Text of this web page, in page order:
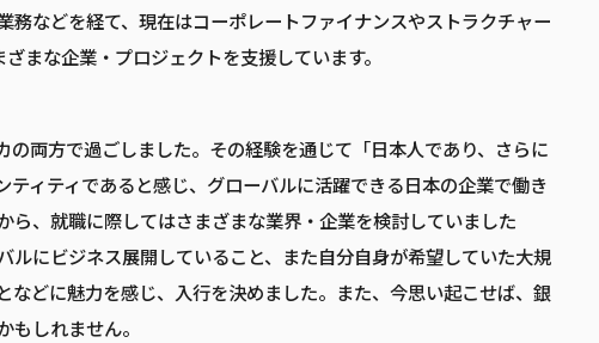
務などを経て、現在はコーポレートファイナンスやストラクチャー
まな企業・プロジェクトを支援しています。
両方で過ごしました。その経験を通じて「日本人であり、さらに
ィティであると感じ、グローバルに活躍できる日本の企業で働き
ら、就職に際してはさまざまな業界・企業を検討していました
ルにビジネス展開していること、また自分自身が希望していた大規
どに魅力を感じ、入行を決めました。また、今思い起こせば、銀
しれません。